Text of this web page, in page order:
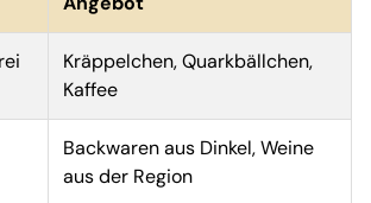
Kräppelchen, Quarkbällchen,
Kaffee
Backwaren aus Dinkel, Weine
aus der Region